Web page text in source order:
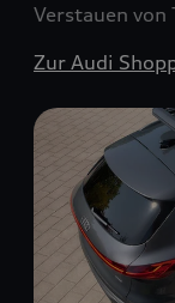
Verstauen
Zur Audi